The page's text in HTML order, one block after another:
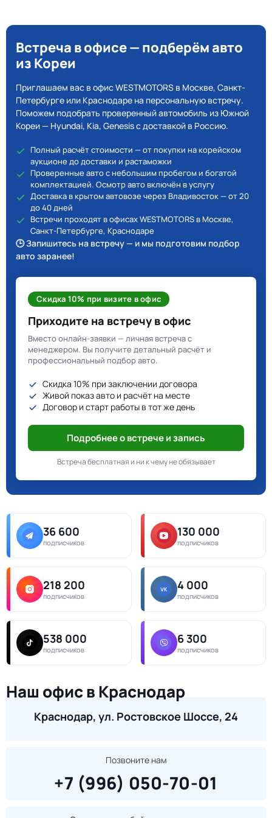
Встреча в офисе — подберём авто
из Кореи
Приглашаем вас в офис WESTMOTORS в Москве, Санкт-
Петербурге или Краснодаре на персональную встречу.
Поможем подобрать проверенный автомобиль из Южной
Кореи — Hyundai, Kia, Genesis с доставкой в Россию.
Полный расчёт стоимости — от покупки на корейском
аукционе до доставки и растаможки
Проверенные авто с небольшим пробегом и богатой
комплектацией. Осмотр авто включён в услугу
Доставка в крытом автовозе через Владивосток — от 20
до 40 дней
Встречи проходят в офисах WESTMOTORS в Москве,
Санкт-Петербурге, Краснодаре
🕒 Запишитесь на встречу — и мы подготовим подбор
авто заранее!
Скидка 10% при визите в офис
Приходите на встречу в офис
Вместо онлайн-заявки — личная встреча с
менеджером. Вы получите детальный расчёт и
профессиональный подбор авто.
Скидка 10% при заключении договора
Живой показ авто и расчёт на месте
Договор и старт работы в тот же день
Подробнее о встрече и запись
Встреча бесплатная и ни к чему не обязывает
36 600
подписчиков
130 000
подписчиков
218 200
подписчиков
4 000
подписчиков
538 000
подписчиков
6 300
подписчиков
Наш офис в Краснодар
Краснодар, ул. Ростовское Шоссе, 24
Позвоните нам
+7 (996) 050-70-01